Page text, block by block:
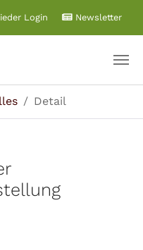
Newsletter
Login
Detail